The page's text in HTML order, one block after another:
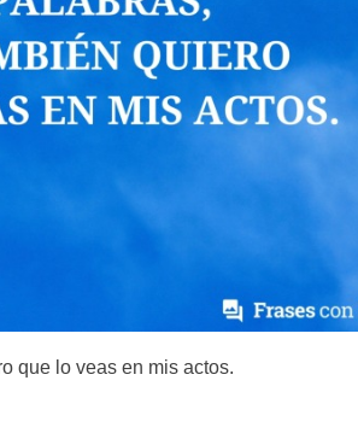
que lo veas en mis actos.